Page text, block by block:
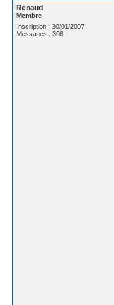
Renaud
Membre
Inscription : 30/01/2007
Messages : 306